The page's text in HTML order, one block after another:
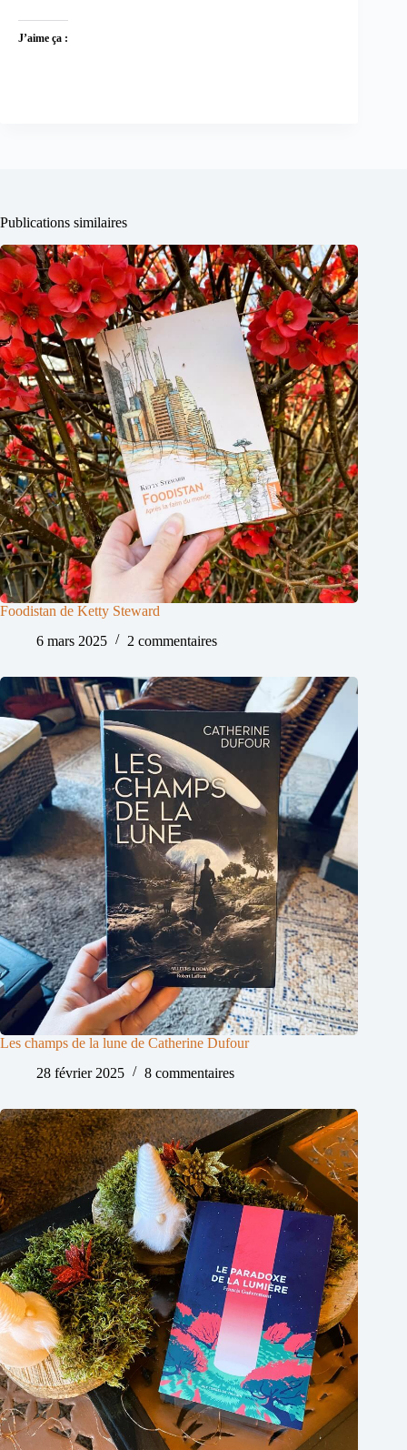
J’aime ça :
Publications similaires
Foodistan de Ketty Steward
6 mars 2025
2 commentaires
Les champs de la lune de Catherine Dufour
28 février 2025
8 commentaires